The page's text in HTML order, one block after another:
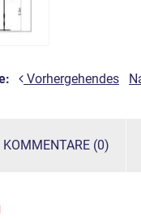
Vorhergehendes
KOMMENTARE (0)